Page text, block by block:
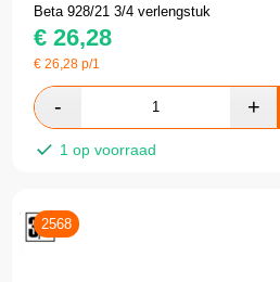
Beta 928/21 3/4 verlengstuk
€ 26,28
€26,28 p/1
1 op voorraad
2568